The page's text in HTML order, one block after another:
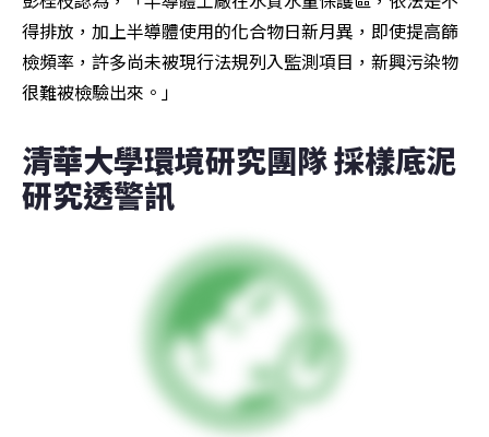
得排放，加上半導體使用的化合物日新月異，即使提高篩
檢頻率，許多尚未被現行法規列入監測項目，新興污染物
很難被檢驗出來。」
清華大學環境研究團隊 採樣底泥
研究透警訊